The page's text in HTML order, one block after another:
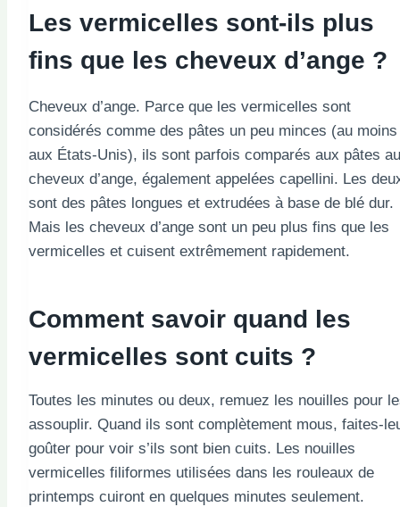
Les vermicelles sont-ils plus
fins que les cheveux d’ange ?
Cheveux d’ange. Parce que les vermicelles sont
considérés comme des pâtes un peu minces (au moins
aux États-Unis), ils sont parfois comparés aux pâtes
cheveux d’ange, également appelées capellini. Les
sont des pâtes longues et extrudées à base de blé dur.
Mais les cheveux d’ange sont un peu plus fins que les
vermicelles et cuisent extrêmement rapidement.
Comment savoir quand les
vermicelles sont cuits ?
Toutes les minutes ou deux, remuez les nouilles pour
assouplir. Quand ils sont complètement mous, faites-
goûter pour voir s’ils sont bien cuits. Les nouilles
vermicelles filiformes utilisées dans les rouleaux de
printemps cuiront en quelques minutes seulement.